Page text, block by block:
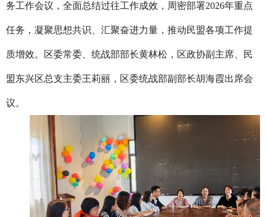
务工作会议，全面总结过往工作成效，周密部署2026年重点
任务，凝聚思想共识、汇聚奋进力量，推动民盟各项工作提
质增效。区委常委、统战部部长黄林松，区政协副主席、民
盟东兴区总支主委王莉丽，区委统战部副部长胡海霞出席会
议。